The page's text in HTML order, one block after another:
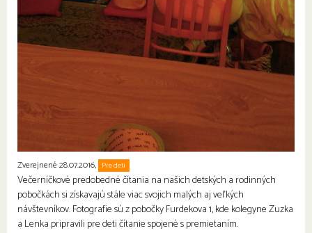
Zverejnené 28.07.2016, Pre deti
Večerníčkové predobedné čítania na našich detských a rodinných
pobočkách si získavajú stále viac svojich malých aj veľkých
návštevníkov. Fotografie sú z pobočky Furdekova 1, kde kolegyne Zuzka
a Lenka pripravili pre deti čítanie spojené s premietaním.